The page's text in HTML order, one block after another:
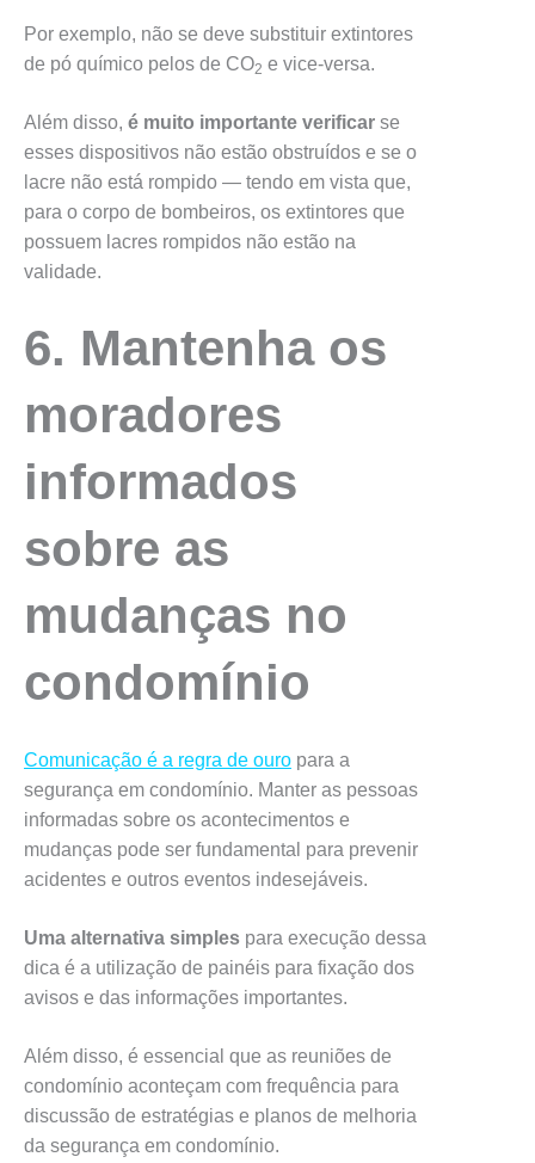
Por exemplo, não se deve substituir extintores
de pó químico pelos de CO2 e vice-versa.
Além disso, é muito importante verificar se
esses dispositivos não estão obstruídos e se o
lacre não está rompido — tendo em vista que,
para o corpo de bombeiros, os extintores que
possuem lacres rompidos não estão na
validade.
6. Mantenha os
moradores
informados
sobre as
mudanças no
condomínio
Comunicação é a regra de ouro para a
segurança em condomínio. Manter as pessoas
informadas sobre os acontecimentos e
mudanças pode ser fundamental para prevenir
acidentes e outros eventos indesejáveis.
Uma alternativa simples para execução dessa
dica é a utilização de painéis para fixação dos
avisos e das informações importantes.
Além disso, é essencial que as reuniões de
condomínio aconteçam com frequência para
discussão de estratégias e planos de melhoria
da segurança em condomínio.